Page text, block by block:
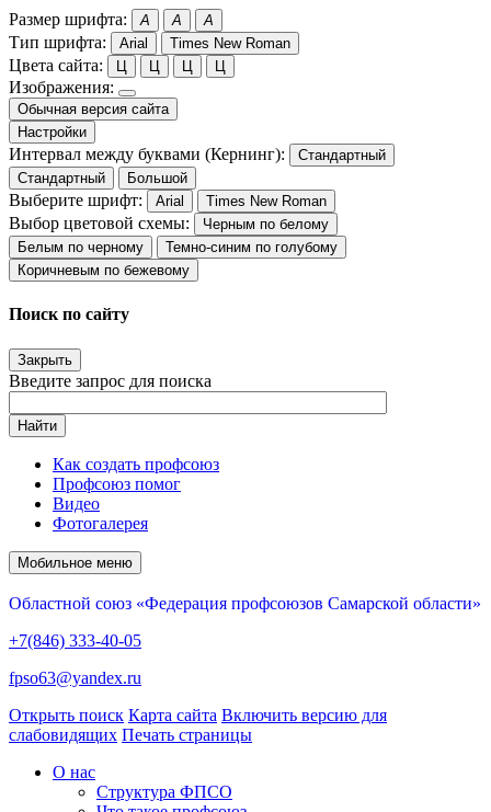
Размер шрифта: A A A
Тип шрифта: Arial Times New Roman
Цвета сайта: Ц Ц Ц Ц
Изображения:
Обычная версия сайта
Настройки
Интервал между буквами (Кернинг):
Стандартный
Стандартный
Большой
Выберите шрифт: Arial Times New Roman
Выбор цветовой схемы:
Черным по белому
Белым по черному
Темно-синим по голубому
Коричневым по бежевому
Поиск по сайту
Закрыть
Введите запрос для поиска
Найти
Как создать профсоюз
Профсоюз помог
Видео
Фотогалерея
Мобильное меню
Областной союз «Федерация профсоюзов Самарской области»
+7(846) 333-40-05
fpso63@yandex.ru
Открыть поиск Карта сайта Включить версию для
слабовидящих Печать страницы
О нас
Структура ФПСО